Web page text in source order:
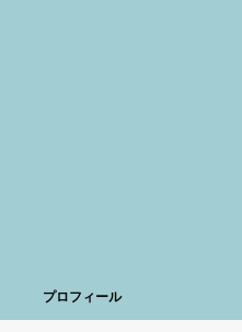
プロフィール